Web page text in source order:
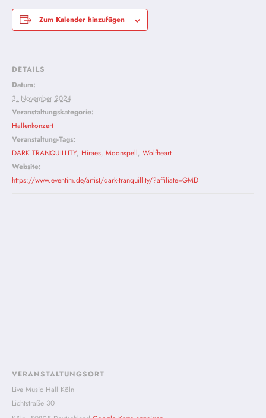
Zum Kalender hinzufügen
DETAILS
Datum:
3. November 2024
Veranstaltungskategorie:
Hallenkonzert
Veranstaltung-Tags:
DARK TRANQUILLITY, Hiraes, Moonspell, Wolfheart
Website:
https://www.eventim.de/artist/dark-tranquillity/?affiliate=GMD
VERANSTALTUNGSORT
Live Music Hall Köln
Lichtstraße 30